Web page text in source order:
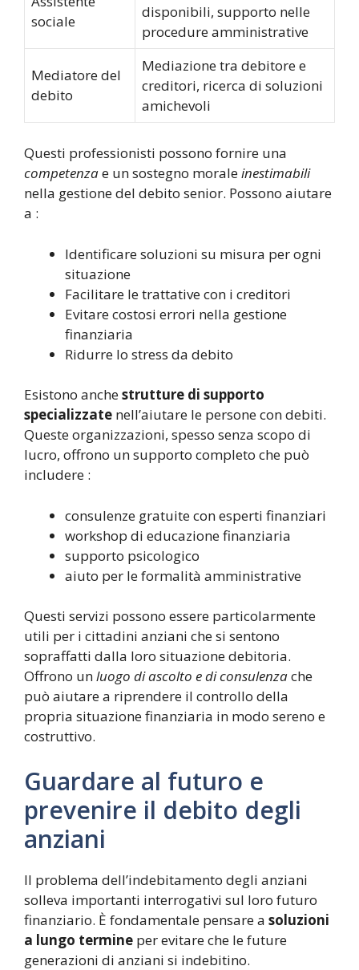
sociale
disponibili, supporto nelle
procedure amministrative
Mediatore del
debito
Mediazione tra debitore e
creditori, ricerca di soluzioni
amichevoli
Questi professionisti possono fornire una
competenzae un sostegno moraleinestimabili
nella gestione del debito senior. Possono aiutare
a :
Identificare soluzioni su misura per ogni
situazione
Facilitare le trattative con i creditori
Evitare costosi errori nella gestione
finanziaria
Ridurre lo stress da debito
Esistono anchestrutture di supporto
specializzate nell’aiutare le persone con debiti.
Queste organizzazioni, spesso senza scopo di
lucro, offrono un supporto completo che può
includere :
consulenze gratuite con esperti finanziari
workshop di educazione finanziaria
supporto psicologico
aiuto per le formalità amministrative
Questi servizi possono essere particolarmente
utili per i cittadini anziani che si sentono
sopraffatti dalla loro situazione debitoria.
Offrono unluogo di ascolto e di consulenzache
può aiutare a riprendere il controllo della
propria situazione finanziaria in modo sereno e
costruttivo.
Guardare al futuro e
prevenire il debito degli
anziani
Il problema dell’indebitamento degli anziani
solleva importanti interrogativi sul loro futuro
finanziario. È fondamentale pensare a soluzioni
a lungo termine per evitare che le future
generazioni di anziani si indebitino.